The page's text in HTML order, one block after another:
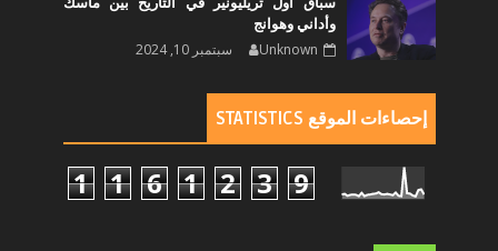
وأداني وهوانج
Unknown سبتمبر 10, 2024
إحصاءات الموقع STATISTICS
1 1 6 1 2 3 9